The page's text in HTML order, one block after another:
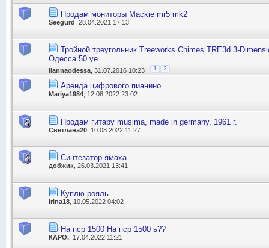
Продам мониторы Mackie mr5 mk2
Seegurd , 28.04.2021 17:13
Тройной треугольник Treeworks Chimes TRE3d 3-
Одесса 50 уе
liannaodessa , 31.07.2016 10:23 1 2
Аренда цифрового пианино
Mariya1984 , 12.08.2022 23:02
Продам гитару musima, made in germany, 1961 г.
Светлана20 , 10.08.2022 11:27
Синтезатор ямаха
добжик , 26.03.2021 13:41
Куплю рояль
Irina18 , 10.05.2022 04:02
На пср 1500 На пср 1500 ь??
КАРО. , 17.04.2022 11:21